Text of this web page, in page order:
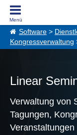
Software >
Kongressverwaltung
Linear
Verwaltung von
Tagungen,
Veranstaltungen